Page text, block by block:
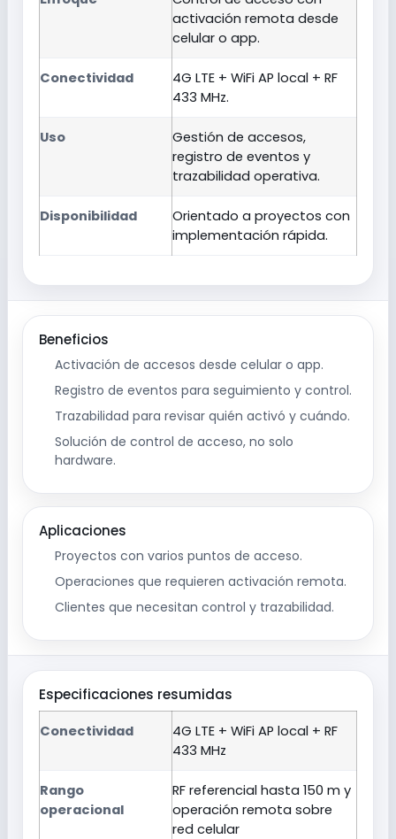
activación remota desde
celular o app.
Conectividad
4G LTE + WiFi AP local + RF
433 MHz.
Uso
Gestión de accesos,
registro de eventos y
trazabilidad operativa.
Disponibilidad
Orientado a proyectos con
implementación rápida.
Beneficios
Activación de accesos desde celular o app.
Registro de eventos para seguimiento y control.
Trazabilidad para revisar quién activó y cuándo.
Solución de control de acceso, no solo
hardware.
Aplicaciones
Proyectos con varios puntos de acceso.
Operaciones que requieren activación remota.
Clientes que necesitan control y trazabilidad.
Especificaciones resumidas
Conectividad
4G LTE + WiFi AP local + RF
433 MHz
Rango
operacional
RF referencial hasta 150 m y
operación remota sobre
red celular